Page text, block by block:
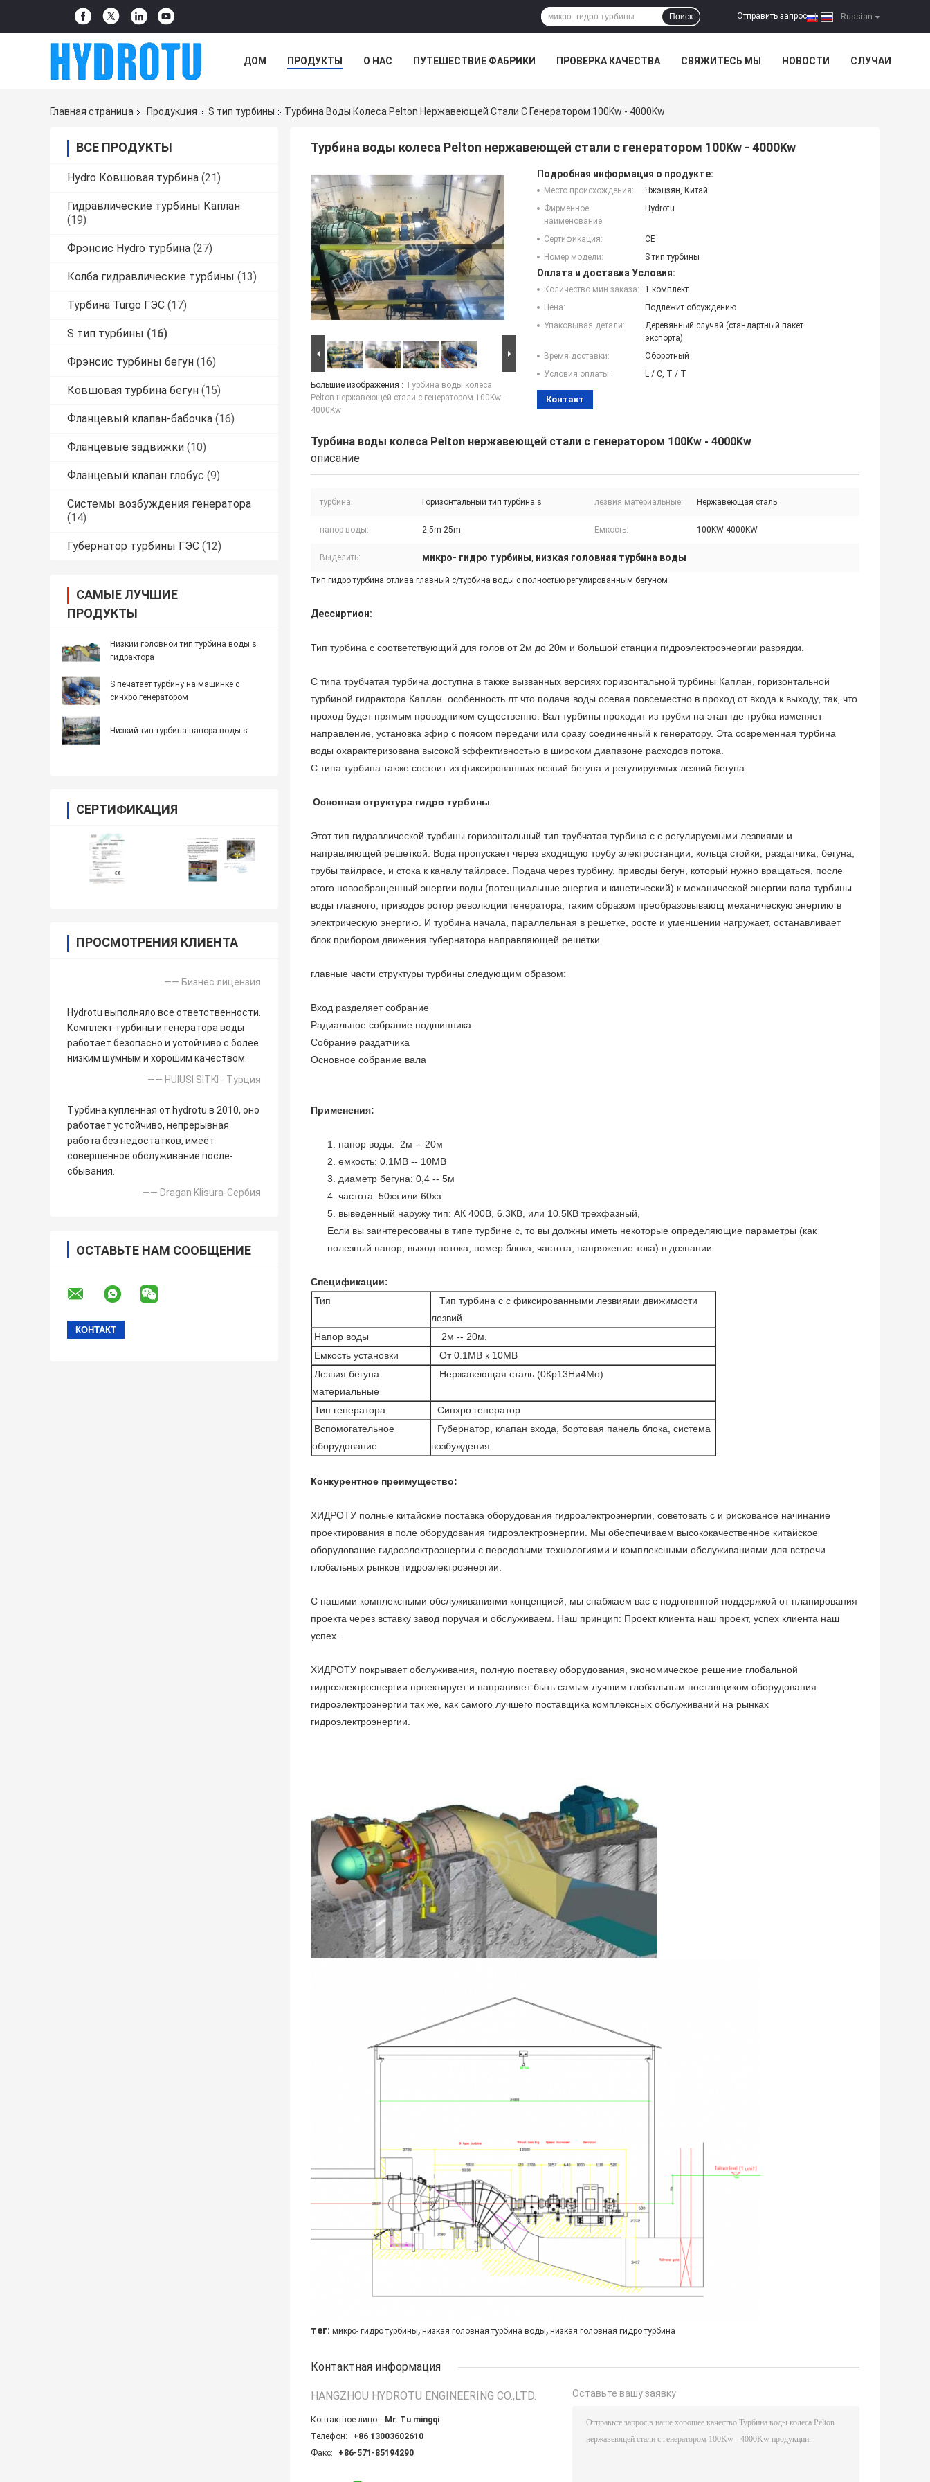
Russian
Отправить запрос |
Поиск
ДОМ ПРОДУКТЫ О НАС ПУТЕШЕСТВИЕ ФАБРИКИ ПРОВЕРКА КАЧЕСТВА СВЯЖИТЕСЬ МЫ НОВОСТИ СЛУЧАИ
Главная страница Продукция S тип турбины Турбина Воды Колеса Pelton Нержавеющей Стали С Генератором 100Kw - 4000Kw
ВСЕ ПРОДУКТЫ
Hydro Ковшовая турбина (21)
Гидравлические турбины Каплан
(19)
Фрэнсис Hydro турбина (27)
Колба гидравлические турбины (13)
Турбина Turgo ГЭС (17)
S тип турбины (16)
Фрэнсис турбины бегун (16)
Ковшовая турбина бегун (15)
Фланцевый клапан-бабочка (16)
Фланцевые задвижки (10)
Фланцевый клапан глобус (9)
Системы возбуждения генератора
(14)
Губернатор турбины ГЭС (12)
САМЫЕ ЛУЧШИЕ
ПРОДУКТЫ
Низкий головной тип турбина воды s
гидрактора
S печатает турбину на машинке с
синхро генератором
Низкий тип турбина напора воды s
СЕРТИФИКАЦИЯ
ПРОСМОТРЕНИЯ КЛИЕНТА
—— Бизнес лицензия
Hydrotu выполняло все ответственности.
Комплект турбины и генератора воды
работает безопасно и устойчиво с более
низким шумным и хорошим качеством.
—— HUlUSI SITKI - Турция
Турбина купленная от hydrotu в 2010, оно
работает устойчиво, непрерывная
работа без недостатков, имеет
совершенное обслуживание после-
сбывания.
—— Dragan Klisura-Сербия
ОСТАВЬТЕ НАМ СООБЩЕНИЕ
Турбина воды колеса Pelton нержавеющей стали с генератором 100Kw - 4000Kw
Большие изображения : Турбина воды колеса
Pelton нержавеющей стали с генератором 100Kw -
4000Kw
Подробная информация о продукте:
Место происхождения:
Чжэцзян, Китай
Фирменное
наименование:
Hydrotu
Сертификация:
CE
Номер модели:
S тип турбины
Оплата и доставка Условия:
Количество мин заказа:
1 комплект
Цена:
Подлежит обсуждению
Упаковывая детали:
Деревянный случай (стандартный пакет
экспорта)
Время доставки:
Оборотный
Условия оплаты:
L / C, T / T
Контакт
Турбина воды колеса Pelton нержавеющей стали с генератором 100Kw - 4000Kw
описание
турбина: Горизонтальный тип турбина s лезвия материальные: Нержавеющая сталь
напор воды: 2.5m-25m Емкость: 100KW-4000KW
Выделить: микро- гидро турбины, низкая головная турбина воды
Тип гидро турбина отлива главный с/турбина воды с полностью регулированным бегуном
Дессиртион:
Тип турбина с соответствующий для голов от 2м до 20м и большой станции гидроэлектроэнергии разрядки.
С типа трубчатая турбина доступна в также вызванных версиях горизонтальной турбины Каплан, горизонтальной
турбиной гидрактора Каплан. особенность лт что подача воды осевая повсеместно в проход от входа к выходу, так, что
проход будет прямым проводником существенно. Вал турбины проходит из трубки на этап где трубка изменяет
направление, установка эфир с поясом передачи или сразу соединенный к генератору. Эта современная турбина
воды охарактеризована высокой эффективностью в широком диапазоне расходов потока.
С типа турбина также состоит из фиксированных лезвий бегуна и регулируемых лезвий бегуна.
Основная структура гидро турбины
Этот тип гидравлической турбины горизонтальный тип трубчатая турбина с с регулируемыми лезвиями и
направляющей решеткой. Вода пропускает через входящую трубу электростанции, кольца стойки, раздатчика, бегуна,
трубы тайлрасе, и стока к каналу тайлрасе. Подача через турбину, приводы бегун, который нужно вращаться, после
этого новообращенный энергии воды (потенциальные энергия и кинетический) к механической энергии вала турбины
воды главного, приводов ротор революции генератора, таким образом преобразовывающ механическую энергию в
электрическую энергию. И турбина начала, параллельная в решетке, росте и уменшении нагружает, останавливает
блок прибором движения губернатора направляющей решетки
главные части структуры турбины следующим образом:
Вход разделяет собрание
Радиальное собрание подшипника
Собрание раздатчика
Основное собрание вала
Применения:
1. напор воды: 2м -- 20м
2. емкость: 0.1МВ -- 10МВ
3. диаметр бегуна: 0,4 -- 5м
4. частота: 50хз или 60хз
5. выведенный наружу тип: АК 400В, 6.3КВ, или 10.5КВ трехфазный,
Если вы заинтересованы в типе турбине с, то вы должны иметь некоторые определяющие параметры (как
полезный напор, выход потока, номер блока, частота, напряжение тока) в дознании.
Спецификации:
Тип
Тип турбина с с фиксированными лезвиями движимости
лезвий
Напор воды
2м -- 20м.
Емкость установки
От 0.1МВ к 10МВ
Лезвия бегуна
материальные
Нержавеющая сталь (0Кр13Ни4Мо)
Тип генератора
Синхро генератор
Вспомогательное
оборудование
Губернатор, клапан входа, бортовая панель блока, система
возбуждения
Конкурентное преимущество:
ХИДРОТУ полные китайские поставка оборудования гидроэлектроэнергии, советовать с и рискованое начинание
проектирования в поле оборудования гидроэлектроэнергии. Мы обеспечиваем высококачественное китайское
оборудование гидроэлектроэнергии с передовыми технологиями и комплексными обслуживаниями для встречи
глобальных рынков гидроэлектроэнергии.
С нашими комплексными обслуживаниями концепцией, мы снабжаем вас с подгонянной поддержкой от планирования
проекта через вставку завод поручая и обслуживаем. Наш принцип: Проект клиента наш проект, успех клиента наш
успех.
ХИДРОТУ покрывает обслуживания, полную поставку оборудования, экономическое решение глобальной
гидроэлектроэнергии проектирует и направляет быть самым лучшим глобальным поставщиком оборудования
гидроэлектроэнергии так же, как самого лучшего поставщика комплексных обслуживаний на рынках
гидроэлектроэнергии.
тег: микро- гидро турбины, низкая головная турбина воды, низкая головная гидро турбина
Контактная информация
HANGZHOU HYDROTU ENGINEERING CO.,LTD.
Контактное лицо:
Mr. Tu mingqi
Телефон:
+86 13003602610
Факс:
+86-571-85194290
Оставьте вашу заявку